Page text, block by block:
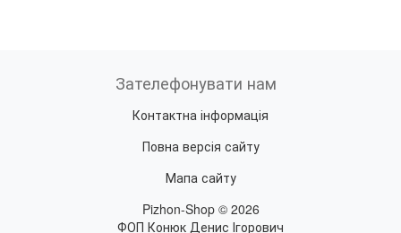
Зателефонувати нам
Контактна інформація
Повна версія сайту
Мапа сайту
Pizhon-Shop © 2026
ФОП Конюк Денис Ігорович